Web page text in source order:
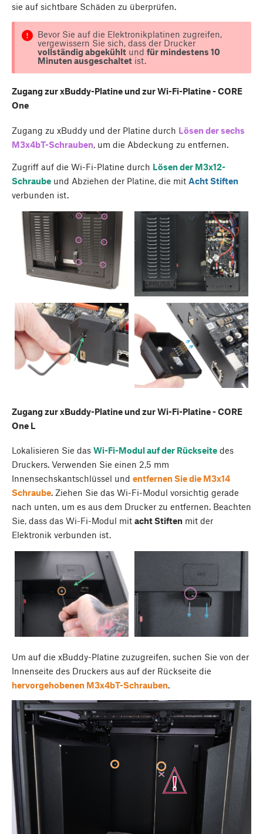
sie auf sichtbare Schäden zu überprüfen.
Bevor Sie auf die Elektronikplatinen zugreifen,
vergewissern Sie sich, dass der Drucker
vollständig abgekühltund für mindestens 10
Minuten ausgeschaltetist.
Zugang zur xBuddy-Platine und zur Wi-Fi-Platine - CORE
One
Zugang zu xBuddy und der Platine durch Lösen der sechs
M3x4bT-Schrauben, um die Abdeckung zu entfernen.
Zugriff auf die Wi-Fi-Platine durch Lösen der M3x12-
Schraube und Abziehen der Platine, die mit Acht Stiften
verbunden ist.
Zugang zur xBuddy-Platine und zur Wi-Fi-Platine - CORE
One L
Lokalisieren Sie das Wi-Fi-Modul auf der Rückseite des
Druckers. Verwenden Sie einen 2,5 mm
Innensechskantschlüssel und entfernen Sie die M3x14
Schraube. Ziehen Sie das Wi-Fi-Modul vorsichtig gerade
nach unten, um es aus dem Drucker zu entfernen. Beachten
Sie, dass das Wi-Fi-Modul mit acht Stiften mit der
Elektronik verbunden ist.
Um auf die xBuddy-Platine zuzugreifen, suchen Sie von der
Innenseite des Druckers aus auf der Rückseite die
hervorgehobenen M3x4bT-Schrauben.